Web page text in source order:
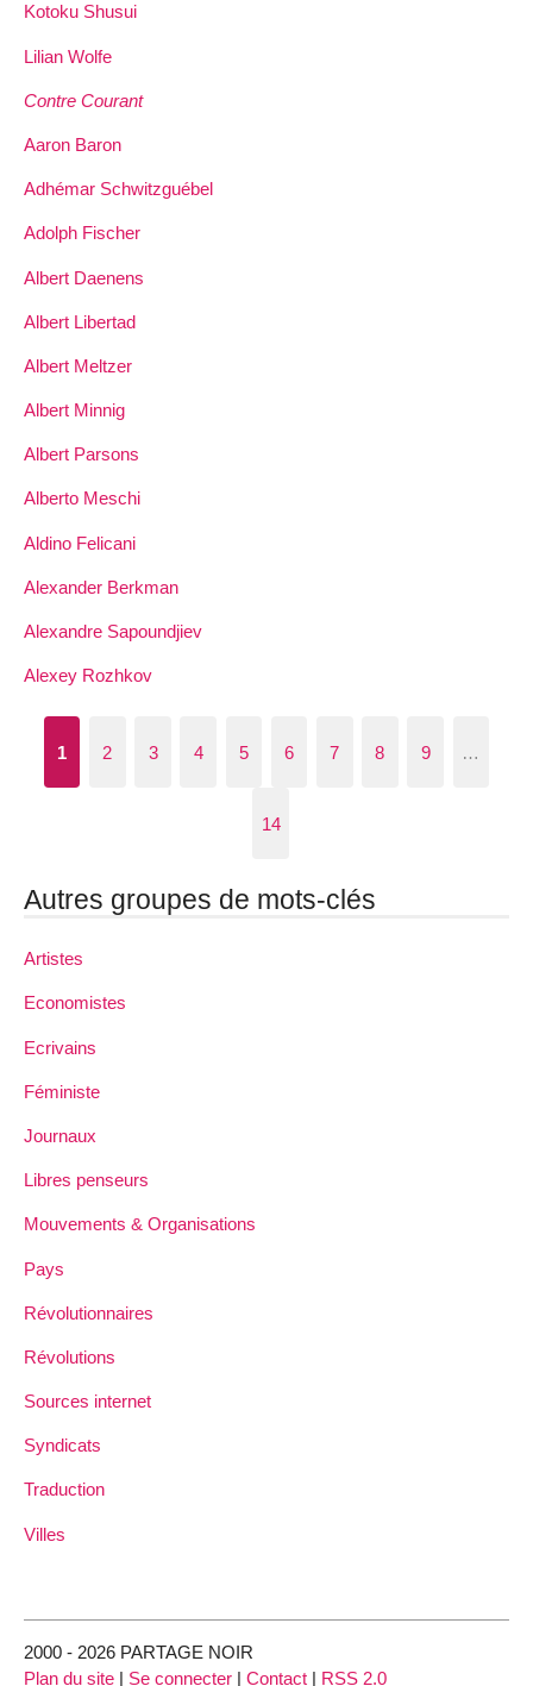
Kotoku Shusui
Lilian Wolfe
Contre Courant
Aaron Baron
Adhémar Schwitzguébel
Adolph Fischer
Albert Daenens
Albert Libertad
Albert Meltzer
Albert Minnig
Albert Parsons
Alberto Meschi
Aldino Felicani
Alexander Berkman
Alexandre Sapoundjiev
Alexey Rozhkov
1 2 3 4 5 6 7 8 9 …
14
Autres groupes de mots-clés
Artistes
Economistes
Ecrivains
Féministe
Journaux
Libres penseurs
Mouvements & Organisations
Pays
Révolutionnaires
Révolutions
Sources internet
Syndicats
Traduction
Villes
2000 - 2026 PARTAGE NOIR
Plan du site | Se connecter | Contact | RSS 2.0